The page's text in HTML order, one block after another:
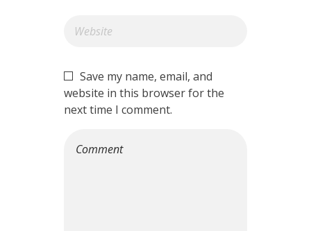
Save my name, email, and
website in this browser for the
next time I comment.